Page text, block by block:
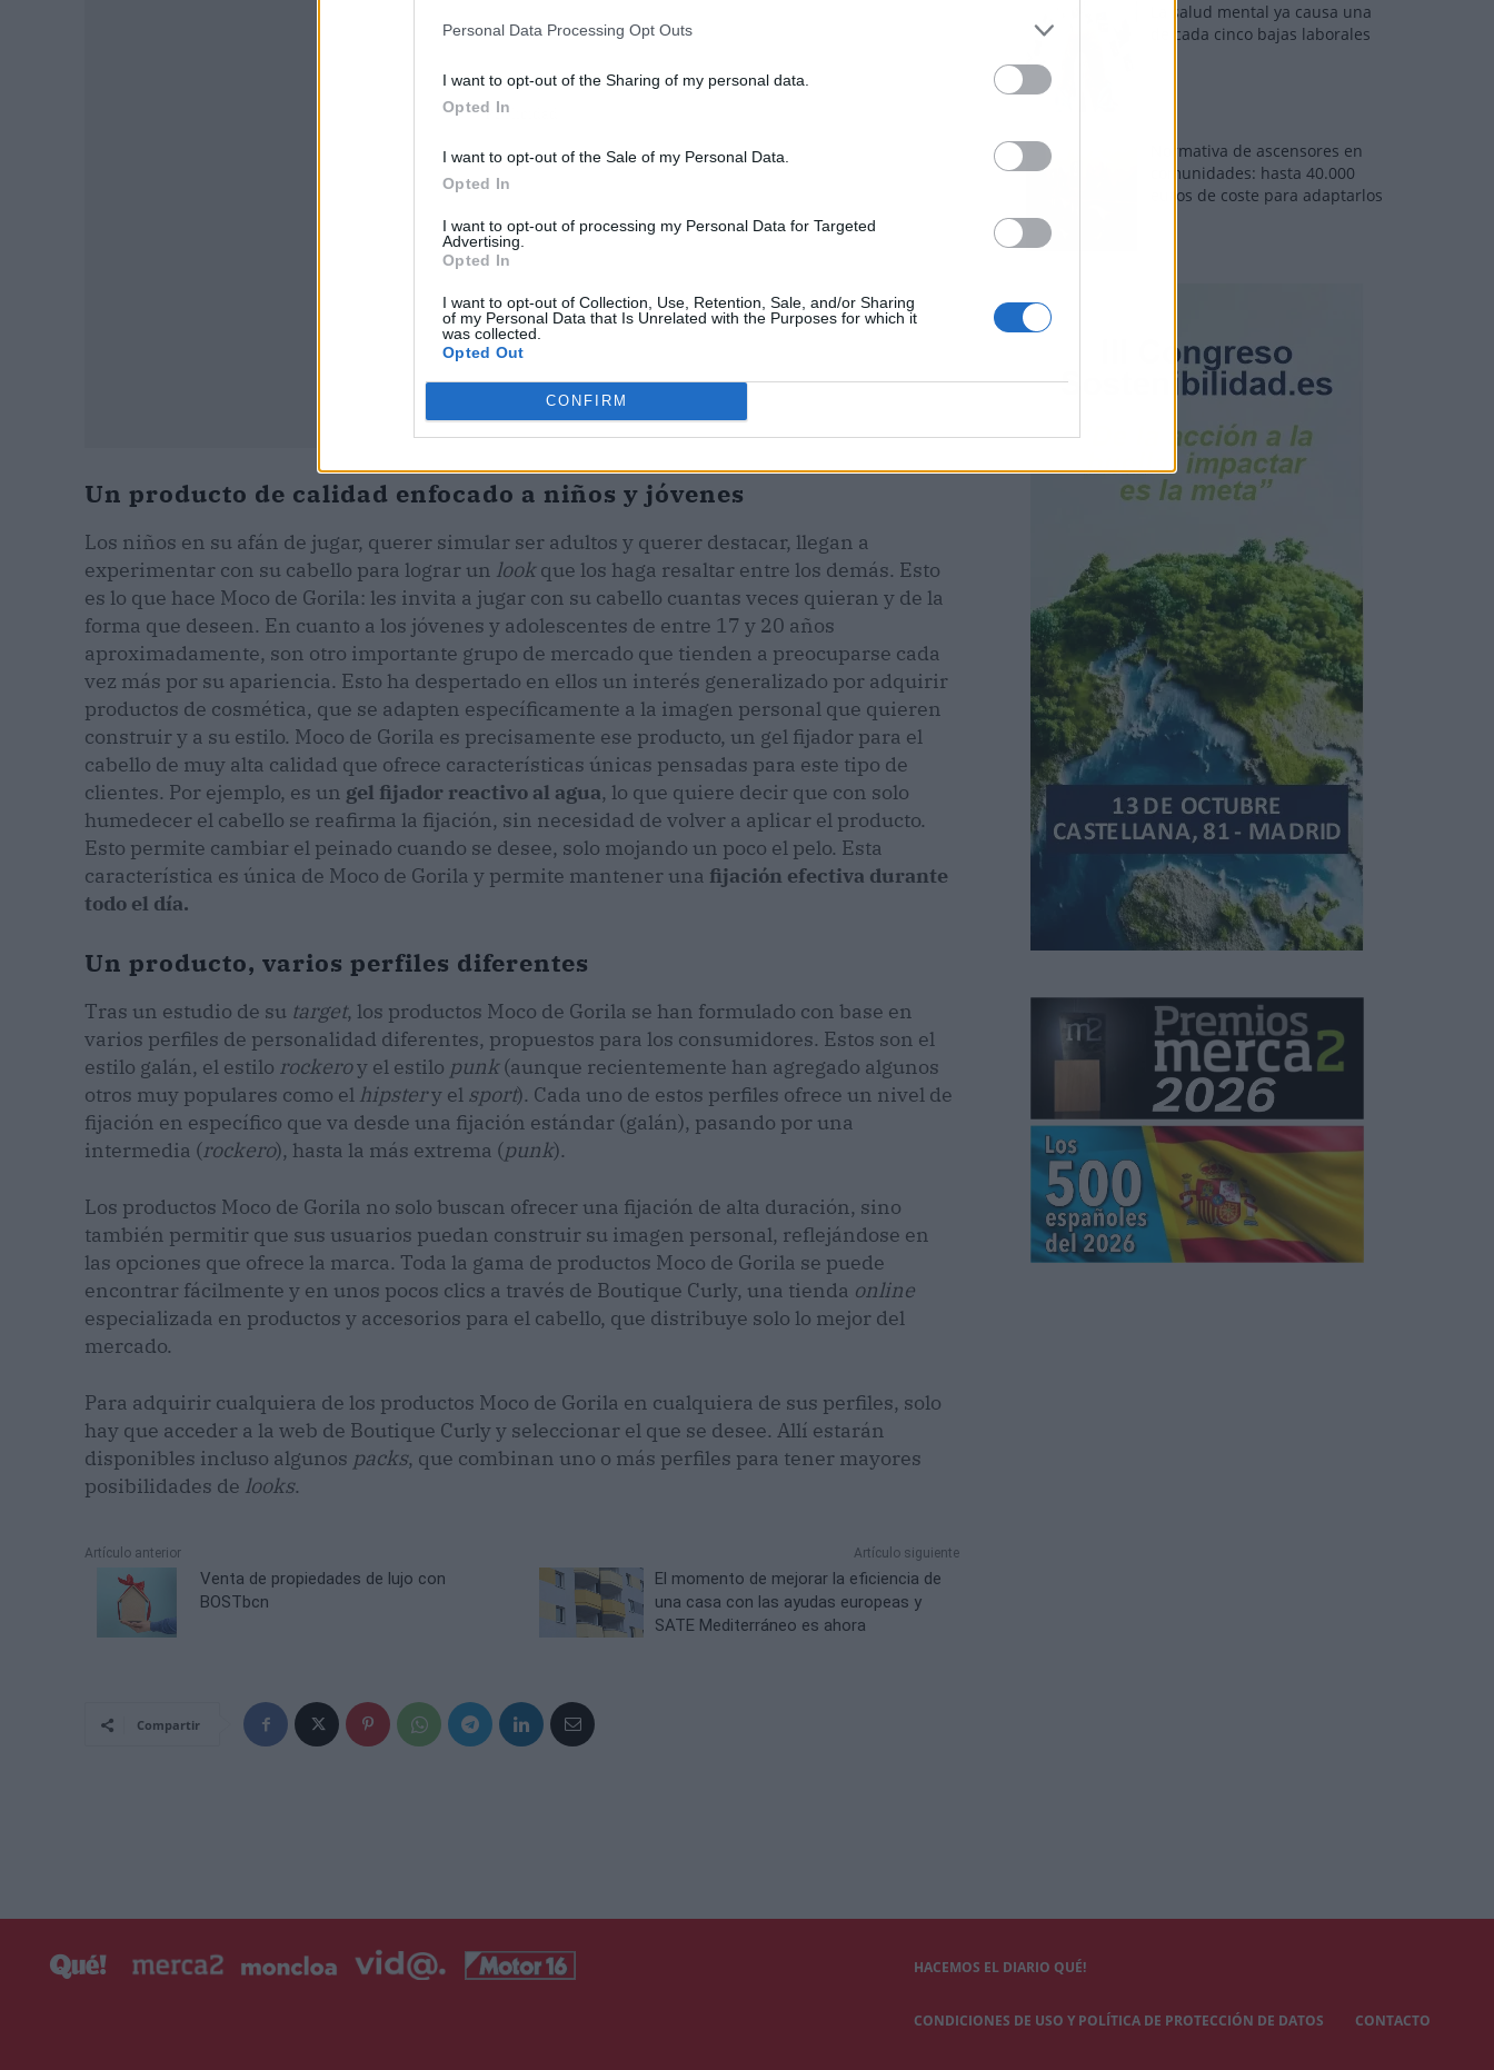
Personal Data Processing Opt Outs
I want to opt-out of the Sharing of my personal data.
Opted In
I want to opt-out of the Sale of my Personal Data.
Opted In
I want to opt-out of processing my Personal Data for Targeted
Advertising.
Opted In
I want to opt-out of Collection, Use, Retention, Sale, and/or Sharing
of my Personal Data that Is Unrelated with the Purposes for which it
was collected.
Opted Out
CONFIRM
Publicidad
Un producto de calidad enfocado a niños y jóvenes
Los niños en su afán de jugar, querer simular ser adultos y querer destacar, llegan a
experimentar con su cabello para lograr un lookque los haga resaltar entre los demás. Esto
es lo que hace Moco de Gorila: les invita a jugar con su cabello cuantas veces quieran y de la
forma que deseen. En cuanto a los jóvenes y adolescentes de entre 17 y 20 años
aproximadamente, son otro importante grupo de mercado que tienden a preocuparse cada
vez más por su apariencia. Esto ha despertado en ellos un interés generalizado por adquirir
productos de cosmética, que se adapten específicamente a la imagen personal que quieren
construir y a su estilo. Moco de Gorila es precisamente ese producto, un gel fijador para el
cabello de muy alta calidad que ofrece características únicas pensadas para este tipo de
clientes. Por ejemplo, es un gel fijador reactivo al agua, lo que quiere decir que con solo
humedecer el cabello se reafirma la fijación, sin necesidad de volver a aplicar el producto.
Esto permite cambiar el peinado cuando se desee, solo mojando un poco el pelo. Esta
característica es única de Moco de Gorila y permite mantener una fijación efectiva durante
todo el día.
Un producto, varios perfiles diferentes
Tras un estudio de su target, los productos Moco de Gorila se han formulado con base en
varios perfiles de personalidad diferentes, propuestos para los consumidores. Estos son el
estilo galán, el estilo rockeroy el estilo punk(aunque recientemente han agregado algunos
otros muy populares como el hipstery el sport). Cada uno de estos perfiles ofrece un nivel de
fijación en específico que va desde una fijación estándar (galán), pasando por una
intermedia (rockero), hasta la más extrema (punk).
Los productos Moco de Gorila no solo buscan ofrecer una fijación de alta duración, sino
también permitir que sus usuarios puedan construir su imagen personal, reflejándose en
las opciones que ofrece la marca. Toda la gama de productos Moco de Gorila se puede
encontrar fácilmente y en unos pocos clics a través de Boutique Curly, una tienda online
especializada en productos y accesorios para el cabello, que distribuye solo lo mejor del
mercado.
Para adquirir cualquiera de los productos Moco de Gorila en cualquiera de sus perfiles, solo
hay que acceder a la web de Boutique Curly y seleccionar el que se desee. Allí estarán
disponibles incluso algunos packs, que combinan uno o más perfiles para tener mayores
posibilidades de looks.
Artículo anterior
Venta de propiedades de lujo con
BOSTbcn
Artículo siguiente
El momento de mejorar la eficiencia de
una casa con las ayudas europeas y
SATE Mediterráneo es ahora
Compartir
La salud mental ya causa una
de cada cinco bajas laborales
Normativa de ascensores en
comunidades: hasta 40.000
euros de coste para adaptarlos
HACEMOS EL DIARIO QUÉ!
CONDICIONES DE USO Y POLÍTICA DE PROTECCIÓN DE DATOS CONTACTO